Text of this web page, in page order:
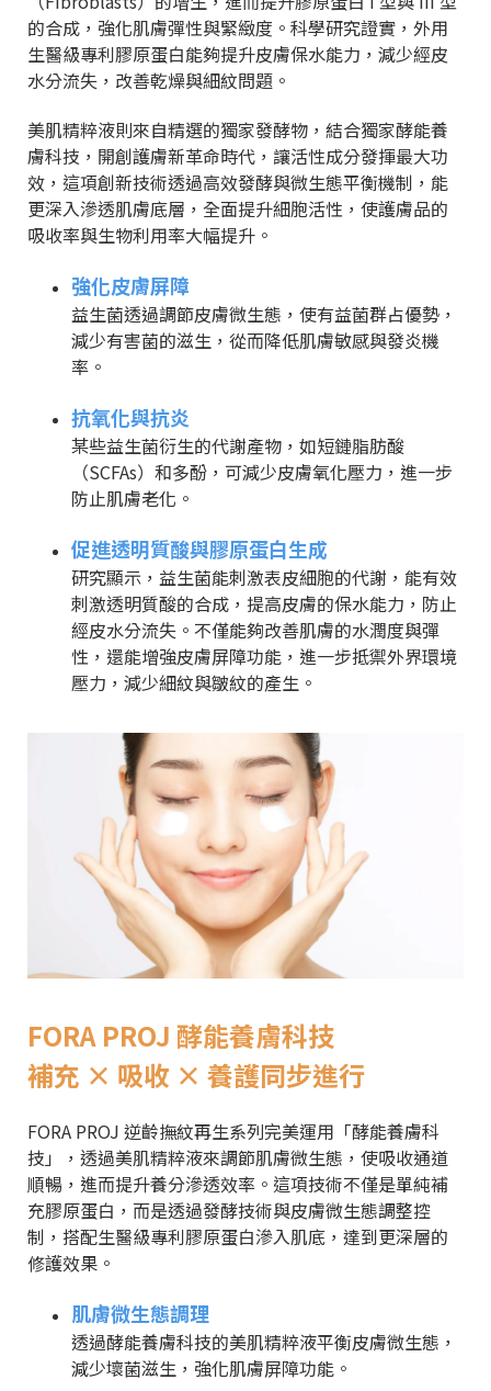
的合成，強化肌膚彈性與緊緻度。科學研究證實，外用
生醫級專利膠原蛋白能夠提升皮膚保水能力，減少經皮
水分流失，改善乾燥與細紋問題。
美肌精粹液則來自精選的獨家發酵物，結合獨家酵能養
膚科技，開創護膚新革命時代，讓活性成分發揮最大功
效，這項創新技術透過高效發酵與微生態平衡機制，能
更深入滲透肌膚底層，全面提升細胞活性，使護膚品的
吸收率與生物利用率大幅提升。
強化皮膚屏障
益生菌透過調節皮膚微生態，使有益菌群占優勢，
減少有害菌的滋生，從而降低肌膚敏感與發炎機
率。
抗氧化與抗炎
某些益生菌衍生的代謝產物，如短鏈脂肪酸
（SCFAs）和多酚，可減少皮膚氧化壓力，進一步
防止肌膚老化。
促進透明質酸與膠原蛋白生成
研究顯示，益生菌能刺激表皮細胞的代謝，能有效
刺激透明質酸的合成，提高皮膚的保水能力，防止
經皮水分流失。不僅能夠改善肌膚的水潤度與彈
性，還能增強皮膚屏障功能，進一步抵禦外界環境
壓力，減少細紋與皺紋的產生。
FORA PROJ 酵能養膚科技
補充 × 吸收 × 養護同步進行
FORA PROJ 逆齡撫紋再生系列完美運用「酵能養膚科
技」，透過美肌精粹液來調節肌膚微生態，使吸收通道
順暢，進而提升養分滲透效率。這項技術不僅是單純補
充膠原蛋白，而是透過發酵技術與皮膚微生態調整控
制，搭配生醫級專利膠原蛋白滲入肌底，達到更深層的
修護效果。
肌膚微生態調理
透過酵能養膚科技的美肌精粹液平衡皮膚微生態，
減少壞菌滋生，強化肌膚屏障功能。